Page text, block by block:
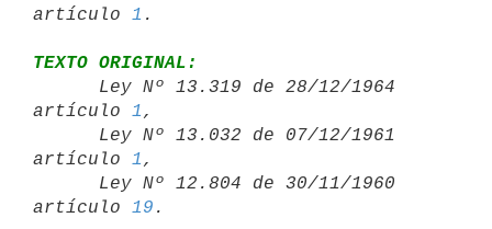
artículo 1
TEXTO ORIGINAL:
artículo 1 ,
artículo 1 ,
artículo 19